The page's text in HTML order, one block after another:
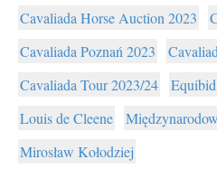
Cavaliada Horse Auction 2023
Cavaliada Poznań 2023
Cavaliada Tour 2023/24
Equibid
Louis de Cleene
Mirosław Kołodziej